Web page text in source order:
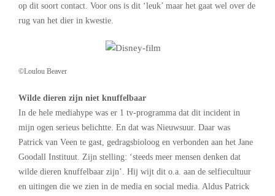
op dit soort contact. Voor ons is dit ‘leuk’ maar het gaat wel over de
rug van het dier in kwestie.
©Loulou Beaver
Wilde dieren zijn niet knuffelbaar
In de hele mediahype was er 1 tv-programma dat dit incident in
mijn ogen serieus belichtte. En dat was Nieuwsuur. Daar was
Patrick van Veen te gast, gedragsbioloog en verbonden aan het Jane
Goodall Instituut. Zijn stelling: ‘steeds meer mensen denken dat
wilde dieren knuffelbaar zijn’. Hij wijt dit o.a. aan de selfiecultuur
en uitingen die we zien in de media en social media. Aldus Patrick